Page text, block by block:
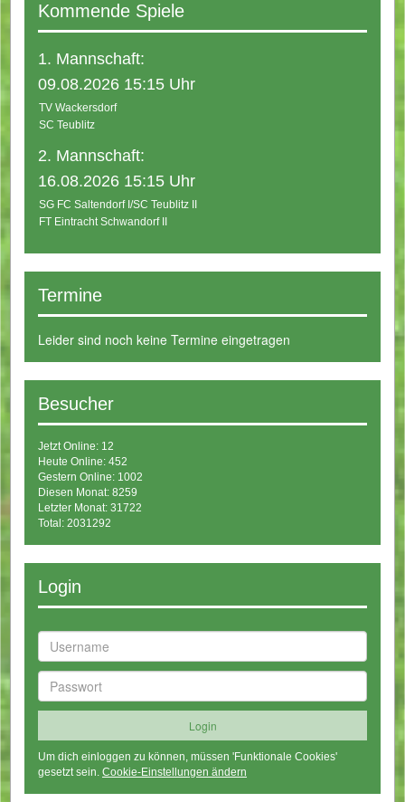
Kommende Spiele
1. Mannschaft:
09.08.2026 15:15 Uhr
TV Wackersdorf
SC Teublitz
2. Mannschaft:
16.08.2026 15:15 Uhr
SG FC Saltendorf I/SC Teublitz II
FT Eintracht Schwandorf II
Termine
Leider sind noch keine Termine eingetragen
Besucher
Jetzt Online: 12
Heute Online: 452
Gestern Online: 1002
Diesen Monat: 8259
Letzter Monat: 31722
Total: 2031292
Login
Um dich einloggen zu können, müssen 'Funktionale Cookies'
gesetzt sein. Cookie-Einstellungen ändern